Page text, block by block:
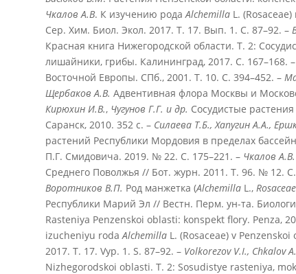
Чкалов А.В. К изучению рода AlchemillaL. (Rosaceae)
Сер. Хим. Биол. Экол. 2017. Т. 17. Вып. 1. С. 87–92. –
Красная книга Нижегородской области. Т. 2:
лишайники, грибы. Калининград, 2017. С. 167–168. –
Восточной Европы. СПб., 2001. Т. 10. С. 394–452. –
Щербаков А.В. Адвентивная флора Москвы и
Кирюхин И.В., Чугунов Г.Г. и др. Сосудистые
Саранск, 2010. 352 с. – Силаева Т.Б., Хапугин А.А.,
растений Республики Мордовия в пределах
П.Г. Смидовича. 2019. № 22. С. 175–221. – Чкалов А.В.
Среднего Поволжья // Бот. журн. 2011. Т. 96. № 12.
Воротников В.П. Род манжетка (Alchemilla L., Rosaceae
Республики Марий Эл // Вестн. Перм. ун-та.
Rasteniya Penzenskoi oblasti: konspekt flory. Penza,
izucheniyu roda AlchemillaL. (Rosaceae) v
2017. T. 17. Vyp. 1. S. 87–92. – Volkorezov V.I., Chkalov
Nizhegorodskoi oblasti. T. 2: Sosudistye rasteniya,